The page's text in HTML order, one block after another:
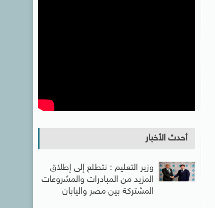
أحدث الأخبار
وزير التعليم : نتطلع إلى إطلاق
المزيد من المبادرات والمشروعات
المشتركة بين مصر واليابان